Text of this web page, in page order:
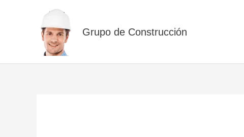
Grupo de Construcción